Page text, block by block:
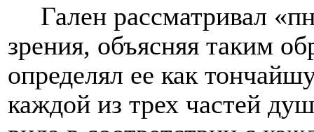
Гален рассматривал
зрения, объясняя таким
определял ее как
каждой из трех частей